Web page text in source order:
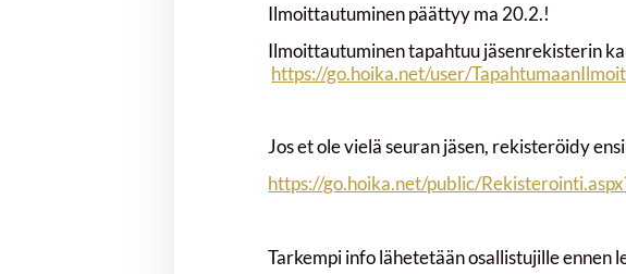
Ilmoittautuminen päättyy ma 20.2.!
Ilmoittautuminen tapahtuu jäsenrekisterin
https://go.hoika.net/user/
Jos et ole vielä seuran jäsen, rekisteröidy
https://go.hoika.net/public/
Tarkempi info lähetetään osallistujille ennen